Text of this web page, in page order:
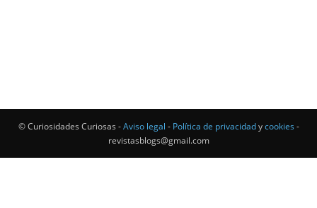
© Curiosidades Curiosas -Aviso legal - Política de privacidadycookies -
revistasblogs@gmail.com